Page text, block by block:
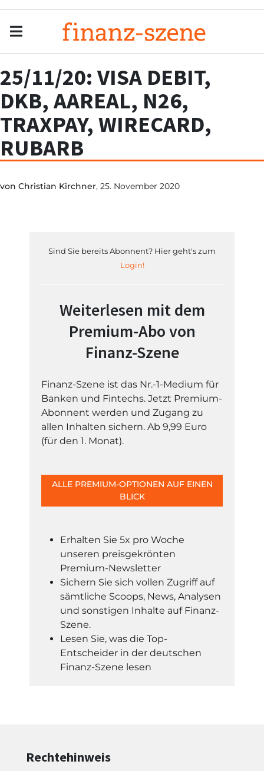
25/11/20: VISA DEBIT,
DKB, AAREAL, N26,
TRAXPAY, WIRECARD,
RUBARB
von Christian Kirchner, 25. November 2020
Sind Sie bereits Abonnent? Hier geht's zum
Login!
Weiterlesen mit dem
Premium-Abo von
Finanz-Szene
Finanz-Szene ist das Nr.-1-Medium für
Banken und Fintechs. Jetzt Premium-
Abonnent werden und Zugang zu
allen Inhalten sichern. Ab 9,99 Euro
(für den 1. Monat).
ALLE PREMIUM-OPTIONEN AUF EINEN
BLICK
Erhalten Sie 5x pro Woche
unseren preisgekrönten
Premium-Newsletter
Sichern Sie sich vollen Zugriff auf
sämtliche Scoops, News, Analysen
und sonstigen Inhalte auf Finanz-
Szene.
Lesen Sie, was die Top-
Entscheider in der deutschen
Finanz-Szene lesen
Rechtehinweis